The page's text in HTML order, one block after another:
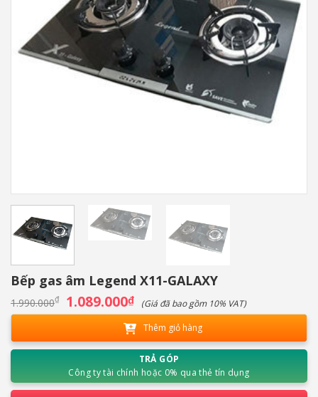
Bếp gas âm Legend X11-GALAXY
1.990.000₫ Giá
gốc
là:
1.089.000₫Giá
hiện
tại
là:
1.089.000₫.
(Giá đã bao gồm 10% VAT)
Thêm giỏ hàng
TRẢ GÓP
Công ty tài chính hoặc 0% qua thẻ tín dụng